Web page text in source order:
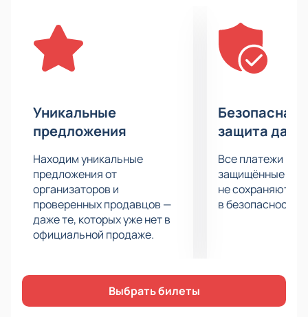
цирка, создадут атмосферу настоящей сказки.
Зрители смогут насладиться не только виртуозным
катанием, но и впечатляющими воздушными
номерами, а также спецэффектами и иллюзиями,
Ледовое шоу «Золушка» — это не просто спектакль,
это путешествие в мир мечты и фантазии, где
каждый элемент продуман до мелочей, чтобы
удивить и вдохновить. Чтобы стать частью этого
удивительного события, вы можете
купить билеты
на нашем сайте. Не упустите возможность увидеть
это великолепие своими глазами.
Уникальные
предложения
Находим уникальные
предложения от
организаторов и
проверенных продавцов —
даже те, которых уже нет в
официальной продаже.
Безопасная
защита
Все платежи
защищённые
не сохраняются
в безопасности.
Выбрать билеты